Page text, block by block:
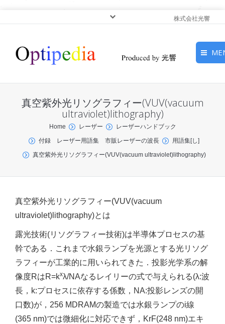
株式会社光響
ピックアップ
光応用・アプリケーショ
真空紫外光リソグラフィー(VUV(vacuum
ultraviolet)lithography)
You are here:
Home レーザー
レーザーハンドブック
付録 レーザー用語集 市販レーザーの波長
用語集[し]
真空紫外光リソグラフィー(VUV(vacuum ultraviolet)lithography)
真空紫外光リソグラフィー(VUV(vacuum
ultraviolet)lithography)とは
露光技術(リソグラフィー技術)は半導体プロセスの基
幹である．これまで水銀ランプを光源とする光リソグ
ラフィーが工業的に用いられてきた．投影光学系の解
像度RはR=kxλ/NAなるレイリーの式で与えられる(λ:波
長，k:プロセスに依存する係数，NA:投影レンズの開
口数)が，256 MDRAMの製造では水銀ランプのi線
(365 nm)では微細化に対応できず，KrF(248 nm)エキ